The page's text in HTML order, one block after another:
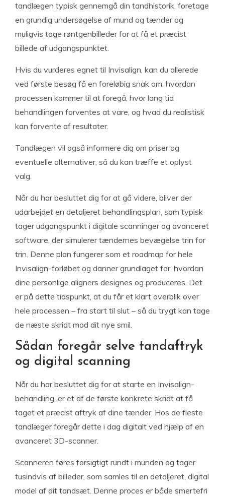
tandlægen typisk gennemgå din tandhistorik, foretage
en grundig undersøgelse af mund og tænder og
muligvis tage røntgenbilleder for at få et præcist
billede af udgangspunktet.
Hvis du vurderes egnet til Invisalign, kan du allerede
ved første besøg få en foreløbig snak om, hvordan
processen kommer til at foregå, hvor lang tid
behandlingen forventes at vare, og hvad du realistisk
kan forvente af resultater.
Tandlægen vil også informere dig om priser og
eventuelle alternativer, så du kan træffe et oplyst
valg.
Når du har besluttet dig for at gå videre, bliver der
udarbejdet en detaljeret behandlingsplan, som typisk
tager udgangspunkt i digitale scanninger og avanceret
software, der simulerer tændernes bevægelse trin for
trin. Denne plan fungerer som et roadmap for hele
Invisalign-forløbet og danner grundlaget for, hvordan
dine personlige aligners designes og produceres. Det
er på dette tidspunkt, at du får et klart overblik over
hele processen – fra start til slut – så du trygt kan tage
de næste skridt mod dit nye smil.
Sådan foregår selve tandaftryk
og digital scanning
Når du har besluttet dig for at starte en Invisalign-
behandling, er et af de første konkrete skridt at få
taget et præcist aftryk af dine tænder. Hos de fleste
tandlæger foregår dette i dag digitalt ved hjælp af en
avanceret 3D-scanner.
Scanneren føres forsigtigt rundt i munden og tager
tusindvis af billeder, som samles til en detaljeret, digital
model af dit tandsæt. Denne proces er både smertefri